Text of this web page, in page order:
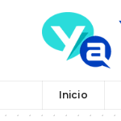
Inicio